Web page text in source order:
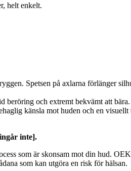
helt enkelt.
Spetsen på axlarna förlänger
och extremt bekvämt att
känsla mot huden och en
inte].
som är skonsam mot din hud.
som kan utgöra en risk för hälsan.